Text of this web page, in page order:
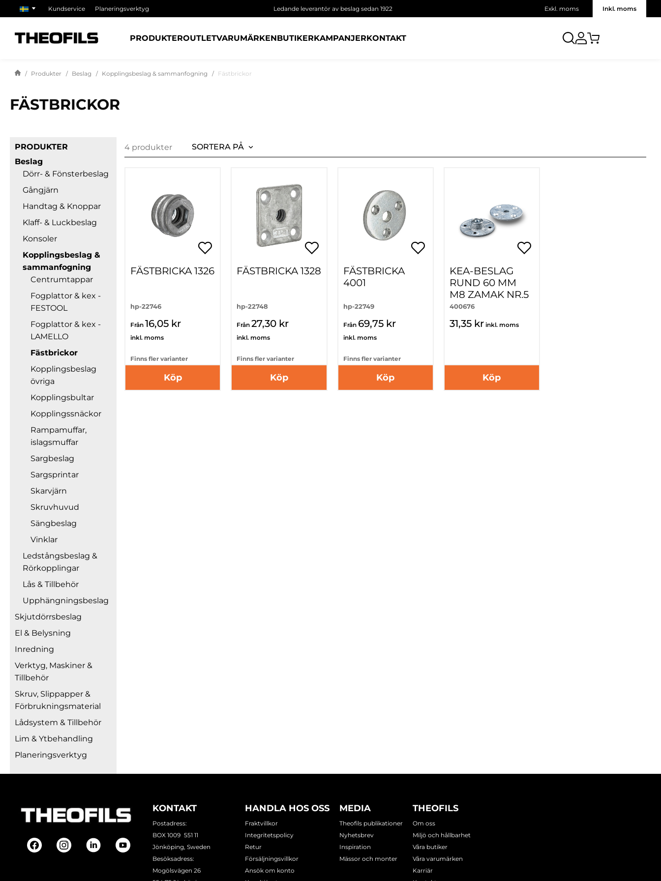
Kundservice Planeringsverktyg Ledande leverantör av beslag sedan 1922 Exkl. moms Inkl. moms
PRODUKTEROUTLETVARUMÄRKENBUTIKERKAMPANJERKONTAKT
Produkter Beslag Kopplingsbeslag & sammanfogning Fästbrickor
FÄSTBRICKOR
PRODUKTER
Beslag
Dörr- & Fönsterbeslag
Gångjärn
Handtag & Knoppar
Klaff- & Luckbeslag
Konsoler
Kopplingsbeslag &
sammanfogning
Centrumtappar
Fogplattor & kex -
FESTOOL
Fogplattor & kex -
LAMELLO
Fästbrickor
Kopplingsbeslag
övriga
Kopplingsbultar
Kopplingssnäckor
Rampamuffar,
islagsmuffar
Sargbeslag
Sargsprintar
Skarvjärn
Skruvhuvud
Sängbeslag
Vinklar
Ledstångsbeslag &
Rörkopplingar
Lås & Tillbehör
Upphängningsbeslag
Skjutdörrsbeslag
El & Belysning
Inredning
Verktyg, Maskiner &
Tillbehör
Skruv, Slippapper &
Förbrukningsmaterial
Lådsystem & Tillbehör
Lim & Ytbehandling
Planeringsverktyg
4 produkter SORTERA PÅ
FÄSTBRICKA 1326
hp-22746
Från 16,05 kr
inkl. moms
Finns fler varianter
Köp
FÄSTBRICKA 1328
hp-22748
Från 27,30 kr
inkl. moms
Finns fler varianter
Köp
FÄSTBRICKA
4001
hp-22749
Från 69,75 kr
inkl. moms
Finns fler varianter
Köp
KEA-BESLAG
RUND 60 MM
M8 ZAMAK NR.5
400676
31,35 kr inkl. moms
Köp
KONTAKT
Postadress:
BOX 1009 551 11
Jönköping, Sweden
Besöksadress:
Mogölsvägen 26
HANDLA HOS OSS
Fraktvillkor
Integritetspolicy
Retur
Försäljningsvillkor
Ansök om konto
MEDIA
Theofils publikationer
Nyhetsbrev
Inspiration
Mässor och monter
THEOFILS
Om oss
Miljö och hållbarhet
Våra butiker
Våra varumärken
Karriär